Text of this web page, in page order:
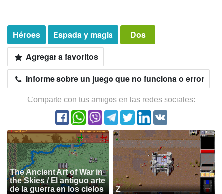
Héroes Espada y magia
Dos
Agregar a favoritos
Informe sobre un juego que no funciona o error
Comparte con tus amigos en las redes sociales:
The Ancient Art of War in
the Skies / El antiguo arte
de la guerra en los cielos
Z